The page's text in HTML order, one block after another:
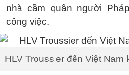
nhà cầm quân người
công việc.
HLV Troussier đến Việt Nam